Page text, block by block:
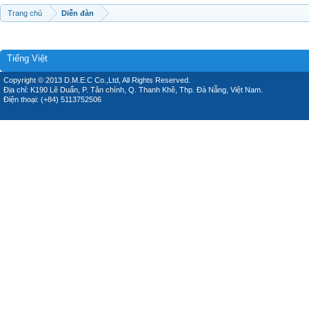
Trang chủ Diễn đàn
Tiếng Việt
Copyright © 2013 D.M.E.C Co.,Ltd, All Rights Reserved.
Địa chỉ: K190 Lê Duẩn, P. Tân chính, Q. Thanh Khê, Thp. Đà Nẵng, Việt Nam.
Điện thoại: (+84) 5113752506